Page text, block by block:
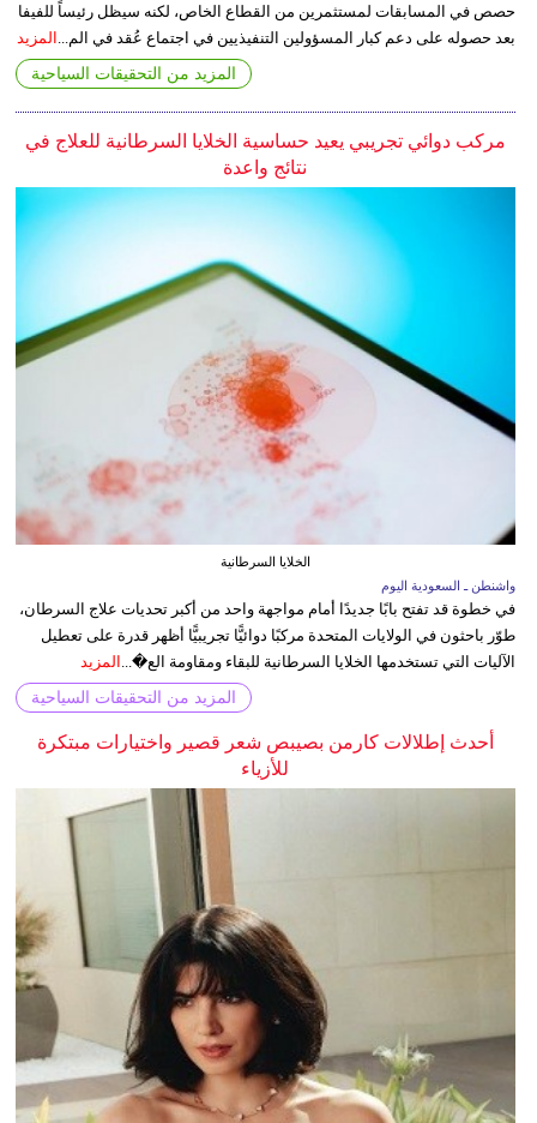
حصص في المسابقات لمستثمرين من القطاع الخاص، لكنه سيظل رئيساً للفيفا
بعد حصوله على دعم كبار المسؤولين التنفيذيين في اجتماع عُقد في الم... المزيد
المزيد من التحقيقات السياحية
مركب دوائي تجريبي يعيد حساسية الخلايا السرطانية للعلاج في
نتائج واعدة
الخلايا السرطانية
واشنطن ـ السعودية اليوم
في خطوة قد تفتح بابًا جديدًا أمام مواجهة واحد من أكبر تحديات علاج السرطان،
طوّر باحثون في الولايات المتحدة مركبًا دوائيًّا تجريبيًّا أظهر قدرة على تعطيل
الآليات التي تستخدمها الخلايا السرطانية للبقاء ومقاومة الع�... المزيد
المزيد من التحقيقات السياحية
أحدث إطلالات كارمن بصيبص شعر قصير واختيارات مبتكرة
للأزياء